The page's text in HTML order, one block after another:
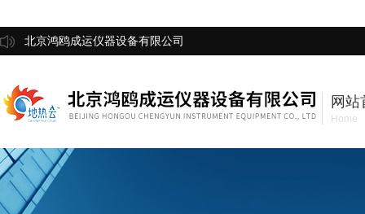
北京鸿鸥成运仪器设备有限公司
网站
Home